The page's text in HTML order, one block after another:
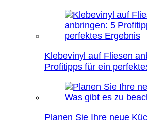
Klebevinyl auf Fliesen
Profitipps für ein
Planen Sie Ihre neue